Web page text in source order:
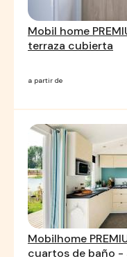
Mobil home
terraza cubierta
a partir de
Mobilhome
cuartos de baño -